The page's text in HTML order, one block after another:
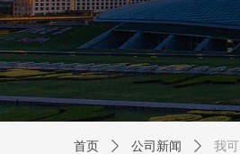
首页 ꄲ 公司新闻 ꄲ 我